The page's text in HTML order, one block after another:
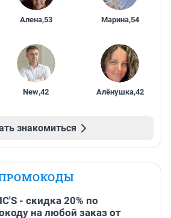
Алена,53 Марина,54
New,42 Алёнушка,42
знакомиться
- скидка 20% по
на любой заказ от